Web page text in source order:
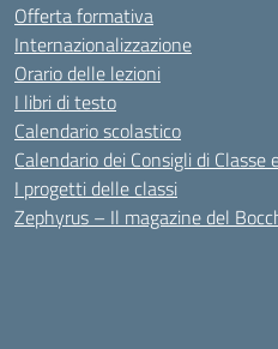
Offerta formativa
Internazionalizzazione
Orario delle lezioni
I libri di testo
Calendario scolastico
Calendario dei Consigli di Classe
I progetti delle classi
Zephyrus – Il magazine del